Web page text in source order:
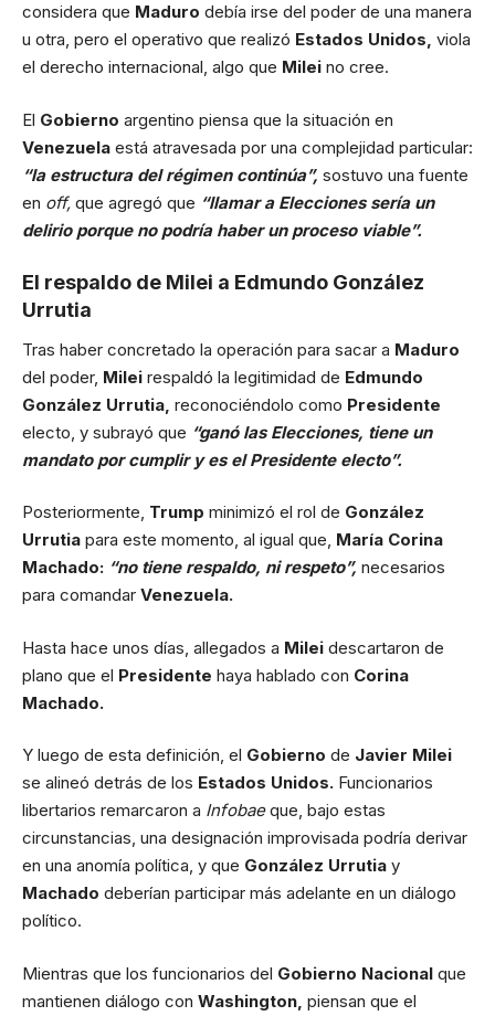
considera que Maduro debía irse del poder de una manera
u otra, pero el operativo que realizó Estados Unidos, viola
el derecho internacional, algo que Milei no cree.
El Gobierno argentino piensa que la situación en
Venezuela está atravesada por una complejidad particular:
“la estructura del régimen continúa”, sostuvo una fuente
en off, que agregó que “llamar a Elecciones sería un
delirio porque no podría haber un proceso viable”.
El respaldo de Milei a Edmundo González
Urrutia
Tras haber concretado la operación para sacar a Maduro
del poder, Milei respaldó la legitimidad de Edmundo
González Urrutia, reconociéndolo como Presidente
electo, y subrayó que “ganó las Elecciones, tiene un
mandato por cumplir y es el Presidente electo”.
Posteriormente, Trump minimizó el rol de González
Urrutia para este momento, al igual que, María Corina
Machado: “no tiene respaldo, ni respeto”, necesarios
para comandar Venezuela.
Hasta hace unos días, allegados a Milei descartaron de
plano que el Presidente haya hablado con Corina
Machado.
Y luego de esta definición, el Gobierno de Javier Milei
se alineó detrás de los Estados Unidos. Funcionarios
libertarios remarcaron a Infobaeque, bajo estas
circunstancias, una designación improvisada podría derivar
en una anomía política, y que González Urrutia y
Machado deberían participar más adelante en un diálogo
político.
Mientras que los funcionarios del Gobierno Nacional que
mantienen diálogo con Washington, piensan que el